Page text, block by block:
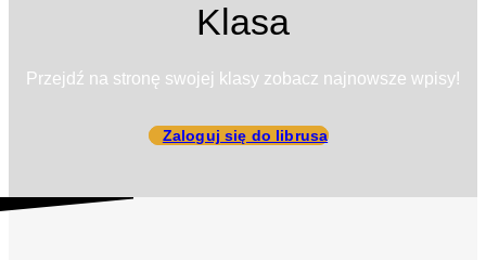
Klasa
Przejdź na stronę swojej klasy zobacz najnowsze wpisy!
Zaloguj się do librusa